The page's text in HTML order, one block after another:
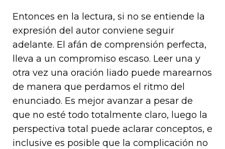
Entonces en la lectura, si no se entiende la
expresión del autor conviene seguir
adelante. El afán de comprensión perfecta,
lleva a un compromiso escaso. Leer una y
otra vez una oración liado puede marearnos
de manera que perdamos el ritmo del
enunciado. Es mejor avanzar a pesar de
que no esté todo totalmente claro, luego la
perspectiva total puede aclarar conceptos, e
inclusive es posible que la complicación no